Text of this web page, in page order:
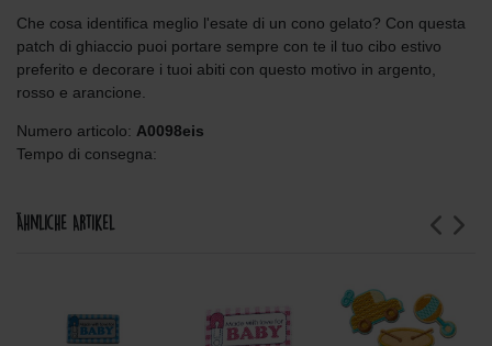
Che cosa identifica meglio l'esate di un cono gelato? Con questa
patch di ghiaccio puoi portare sempre con te il tuo cibo estivo
preferito e decorare i tuoi abiti con questo motivo in argento,
rosso e arancione.
Numero articolo: A0098eis
Tempo di consegna:
Ähnliche Artikel